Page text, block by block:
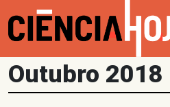
Outubro 2018